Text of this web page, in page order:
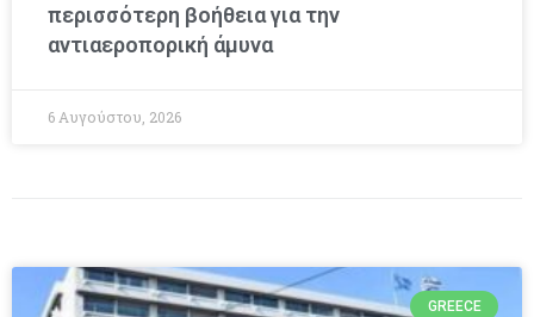
περισσότερη βοήθεια για την
αντιαεροπορική άμυνα
6 Αυγούστου, 2026
GREECE